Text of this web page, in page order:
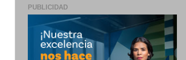
PUBLICIDAD